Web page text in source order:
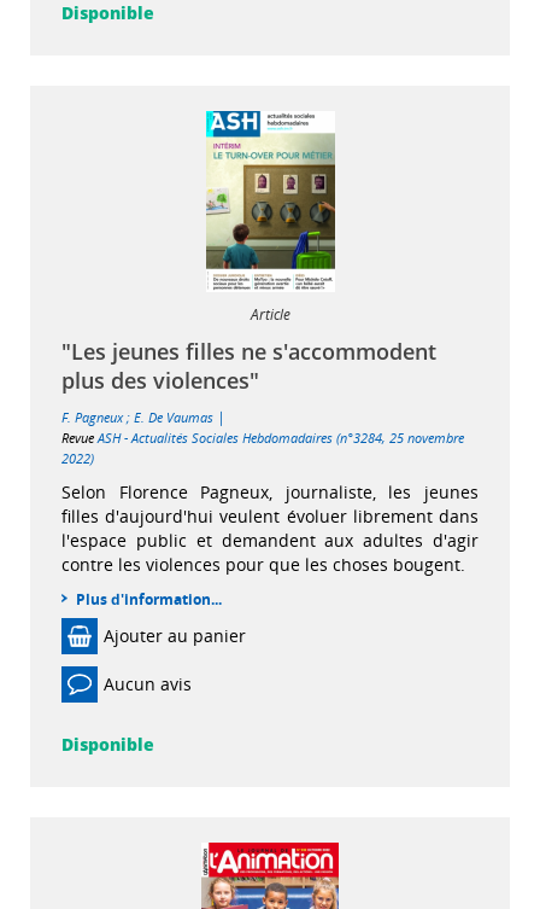
Disponible
Article
"Les jeunes filles ne s'accommodent
plus des violences"
F. Pagneux; E. De Vaumas |
RevueASH - Actualités Sociales Hebdomadaires (n°3284, 25 novembre
2022)
Selon Florence Pagneux, journaliste, les jeunes
filles d'aujourd'hui veulent évoluer librement dans
l'espace public et demandent aux adultes d'agir
contre les violences pour que les choses bougent.
Plus d'information...
Ajouter au panier
Aucun avis
Disponible